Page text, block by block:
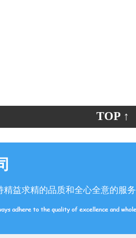
TOP ↑
益求精的品质和全心全意的服务